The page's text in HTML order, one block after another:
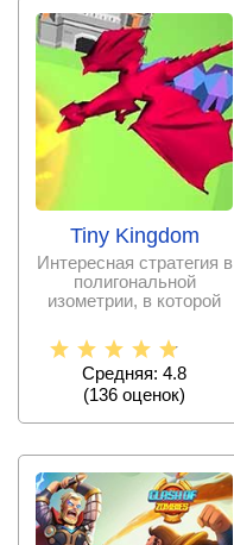
Tiny Kingdom
Интересная стратегия в
полигональной
изометрии, в которой
тактики по
Средняя: 4.8
(136 оценок)